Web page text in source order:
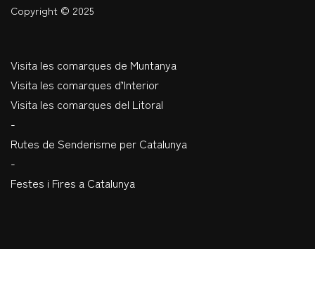
Copyright © 2025
Visita les comarques de Muntanya
Visita les comarques d’Interior
Visita les comarques del Litoral
-
Rutes de Senderisme per Catalunya
-
Festes i Fires a Catalunya